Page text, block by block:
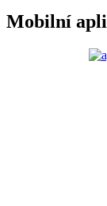
Mobilní